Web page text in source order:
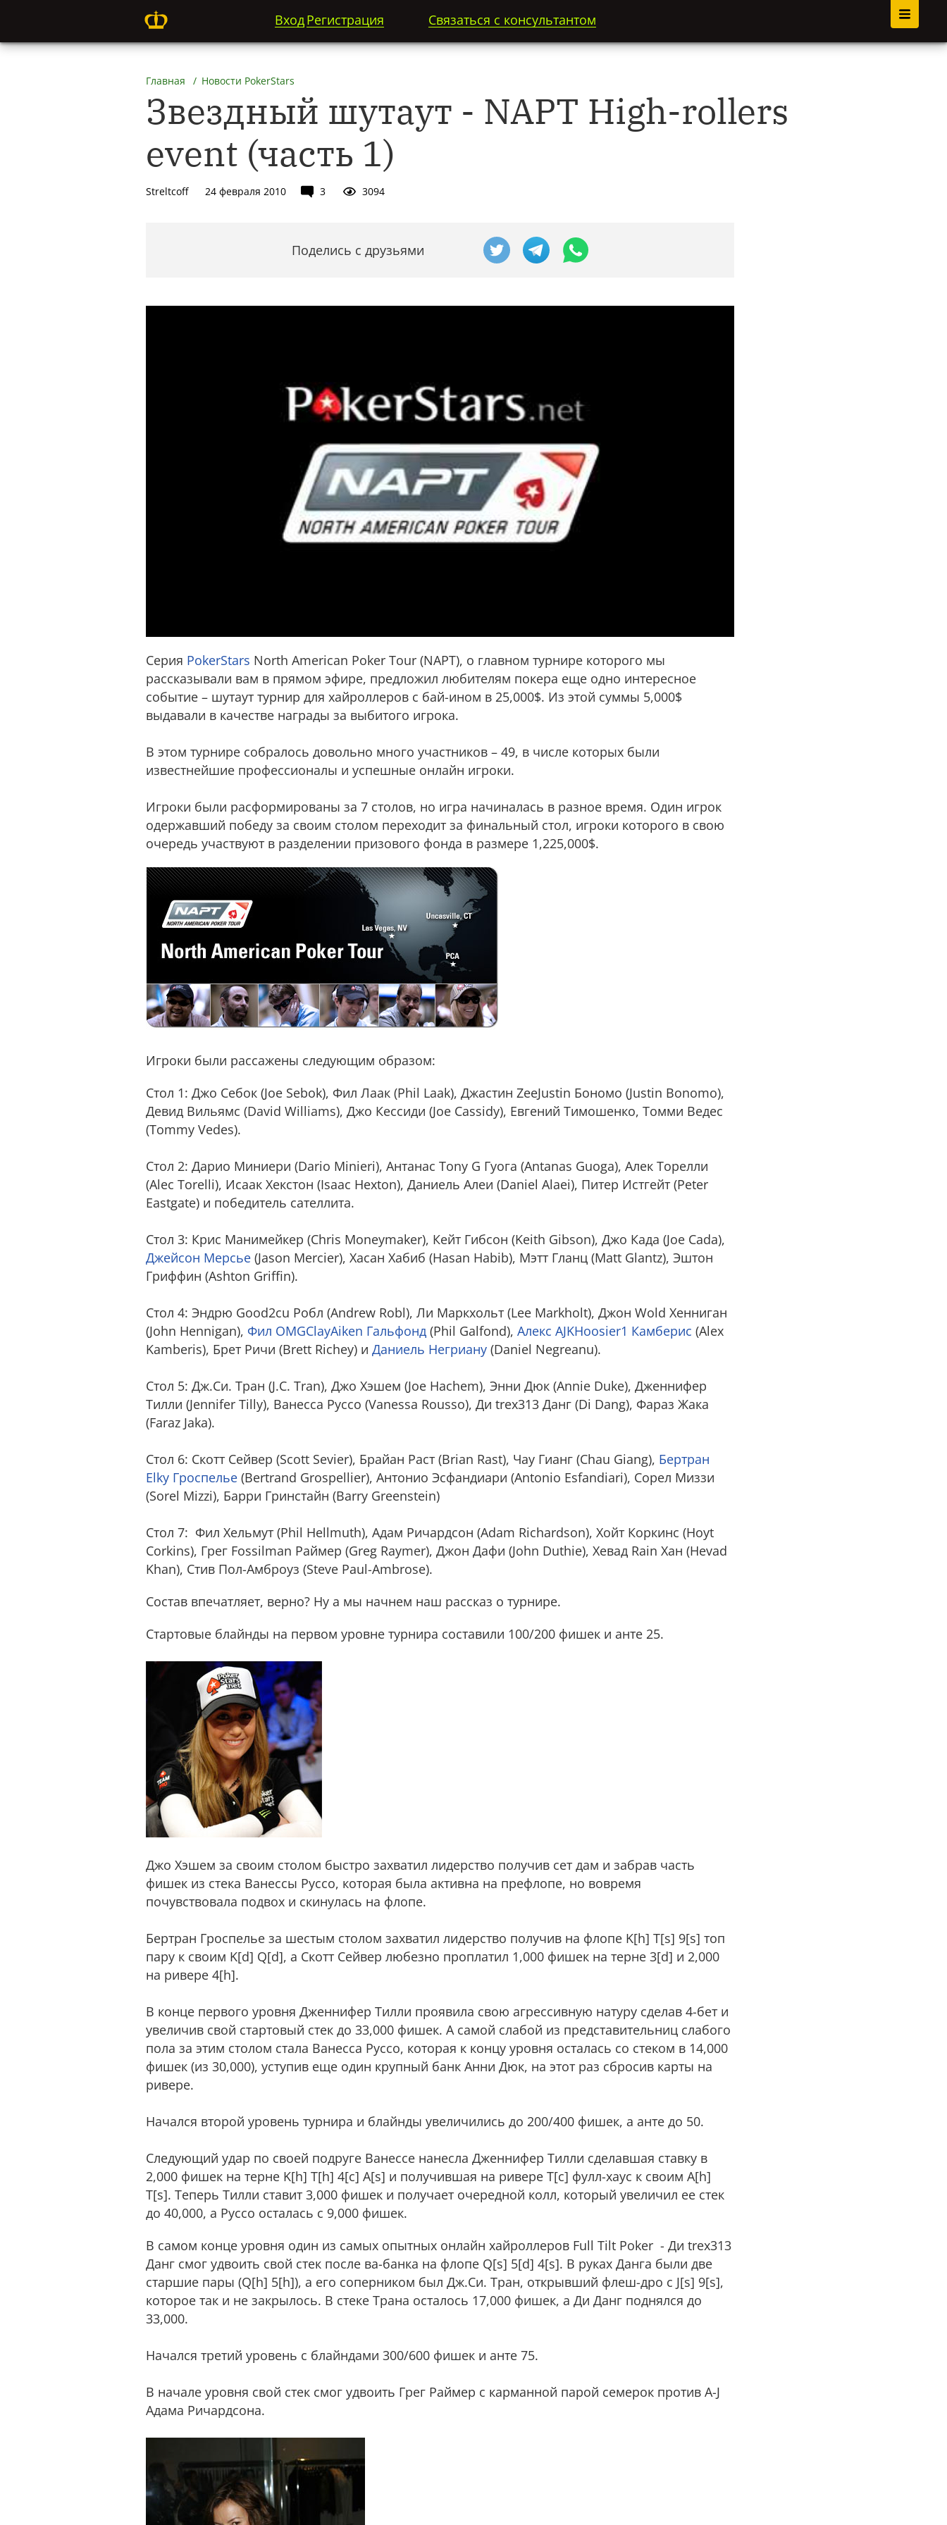
ВходРегистрация Связаться с консультантом
Главная Новости PokerStars
Звездный шутаут - NAPT High-rollers
event (часть 1)
Streltcoff 24 февраля 2010 3 3094
Поделись с друзьями
Серия PokerStars North American Poker Tour (NAPT), о главном турнире которого мы
рассказывали вам в прямом эфире, предложил любителям покера еще одно интересное
событие – шутаут турнир для хайроллеров с бай-ином в 25,000$. Из этой суммы 5,000$
выдавали в качестве награды за выбитого игрока.
В этом турнире собралось довольно много участников – 49, в числе которых были
известнейшие профессионалы и успешные онлайн игроки.
Игроки были расформированы за 7 столов, но игра начиналась в разное время. Один игрок
одержавший победу за своим столом переходит за финальный стол, игроки которого в свою
очередь участвуют в разделении призового фонда в размере 1,225,000$.
Игроки были рассажены следующим образом:
Стол 1: Джо Себок (Joe Sebok), Фил Лаак (Phil Laak), Джастин ZeeJustin Бономо (Justin Bonomo),
Девид Вильямс (David Williams), Джо Кессиди (Joe Cassidy), Евгений Тимошенко, Томми Ведес
(Tommy Vedes).
Стол 2: Дарио Миниери (Dario Minieri), Антанас Tony G Гуога (Antanas Guoga), Алек Торелли
(Alec Torelli), Исаак Хекстон (Isaac Hexton), Даниель Алеи (Daniel Alaei), Питер Истгейт (Peter
Eastgate) и победитель сателлита.
Стол 3: Крис Манимейкер (Chris Moneymaker), Кейт Гибсон (Keith Gibson), Джо Када (Joe Cada),
Джейсон Мерсье (Jason Mercier), Хасан Хабиб (Hasan Habib), Мэтт Гланц (Matt Glantz), Эштон
Гриффин (Ashton Griffin).
Стол 4: Эндрю Good2cu Робл (Andrew Robl), Ли Маркхольт (Lee Markholt), Джон Wold Хенниган
(John Hennigan), Фил OMGClayAiken Гальфонд (Phil Galfond), Алекс AJKHoosier1 Камберис (Alex
Kamberis), Брет Ричи (Brett Richey) и Даниель Негриану (Daniel Negreanu).
Стол 5: Дж.Си. Тран (J.C. Tran), Джо Хэшем (Joe Hachem), Энни Дюк (Annie Duke), Дженнифер
Тилли (Jennifer Tilly), Ванесса Руссо (Vanessa Rousso), Ди trex313 Данг (Di Dang), Фараз Жака
(Faraz Jaka).
Стол 6: Скотт Сейвер (Scott Sevier), Брайан Раст (Brian Rast), Чау Гианг (Chau Giang), Бертран
Elky Гроспелье (Bertrand Grospellier), Антонио Эсфандиари (Antonio Esfandiari), Сорел Миззи
(Sorel Mizzi), Барри Гринстайн (Barry Greenstein)
Стол 7: Фил Хельмут (Phil Hellmuth), Адам Ричардсон (Adam Richardson), Хойт Коркинс (Hoyt
Corkins), Грег Fossilman Раймер (Greg Raymer), Джон Дафи (John Duthie), Хевад Rain Хан (Hevad
Khan), Стив Пол-Амброуз (Steve Paul-Ambrose).
Состав впечатляет, верно? Ну а мы начнем наш рассказ о турнире.
Стартовые блайнды на первом уровне турнира составили 100/200 фишек и анте 25.
Джо Хэшем за своим столом быстро захватил лидерство получив сет дам и забрав часть
фишек из стека Ванессы Руссо, которая была активна на префлопе, но вовремя
почувствовала подвох и скинулась на флопе.
Бертран Гроспелье за шестым столом захватил лидерство получив на флопе K[h] T[s] 9[s] топ
пару к своим K[d] Q[d], а Скотт Сейвер любезно проплатил 1,000 фишек на терне 3[d] и 2,000
на ривере 4[h].
В конце первого уровня Дженнифер Тилли проявила свою агрессивную натуру сделав 4-бет и
увеличив свой стартовый стек до 33,000 фишек. А самой слабой из представительниц слабого
пола за этим столом стала Ванесса Руссо, которая к концу уровня осталась со стеком в 14,000
фишек (из 30,000), уступив еще один крупный банк Анни Дюк, на этот раз сбросив карты на
ривере.
Начался второй уровень турнира и блайнды увеличились до 200/400 фишек, а анте до 50.
Следующий удар по своей подруге Ванессе нанесла Дженнифер Тилли сделавшая ставку в
2,000 фишек на терне K[h] T[h] 4[c] A[s] и получившая на ривере T[c] фулл-хаус к своим A[h]
T[s]. Теперь Тилли ставит 3,000 фишек и получает очередной колл, который увеличил ее стек
до 40,000, а Руссо осталась с 9,000 фишек.
В самом конце уровня один из самых опытных онлайн хайроллеров Full Tilt Poker - Ди trex313
Данг смог удвоить свой стек после ва-банка на флопе Q[s] 5[d] 4[s]. В руках Данга были две
старшие пары (Q[h] 5[h]), а его соперником был Дж.Си. Тран, открывший флеш-дро с J[s] 9[s],
которое так и не закрылось. В стеке Трана осталось 17,000 фишек, а Ди Данг поднялся до
33,000.
Начался третий уровень с блайндами 300/600 фишек и анте 75.
В начале уровня свой стек смог удвоить Грег Раймер с карманной парой семерок против A-J
Адама Ричардсона.